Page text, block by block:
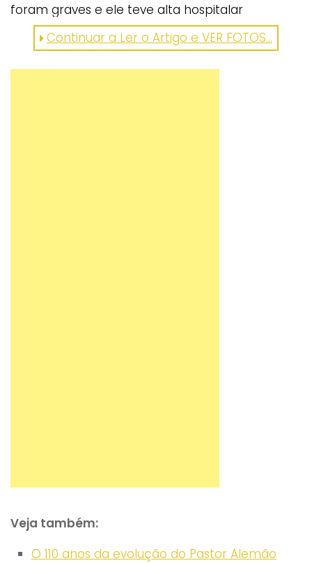
foram graves e ele teve alta hospitalar
rapidamente! Os dois companheiros não
ficaram, assim, separados durante muito tempo!
As ternurentas imagens captadas momentos
Continuar a Ler o Artigo e VER FOTOS...
Veja também:
O 110 anos da evolução do Pastor Alemão